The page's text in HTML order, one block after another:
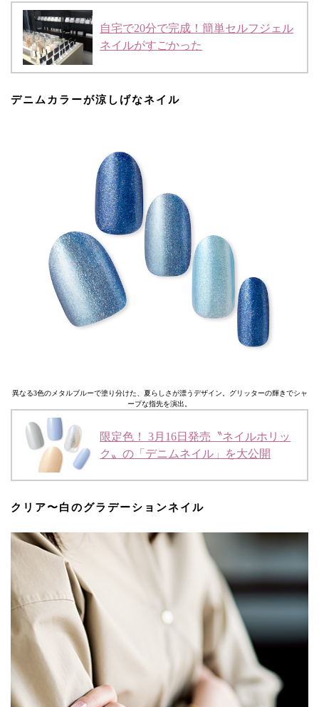
自宅で20分で完成！簡単セルフジェル
ネイルがすごかった
デニムカラーが涼しげなネイル
異なる3色のメタルブルーで塗り分けた、夏らしさが漂うデザイン。グリッターの輝きでシャ
ープな指先を演出。
限定色！ 3月16日発売〝ネイルホリッ
ク〟の「デニムネイル」を大公開
クリア〜白のグラデーションネイル